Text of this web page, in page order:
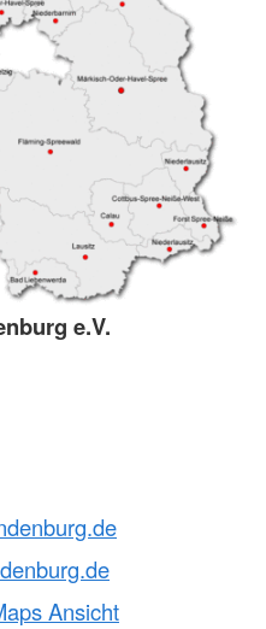
e.V.
Ansicht